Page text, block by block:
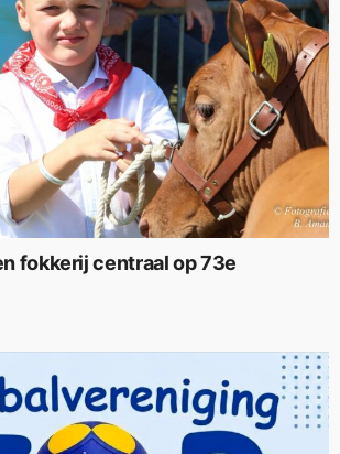
fokkerij centraal op 73e